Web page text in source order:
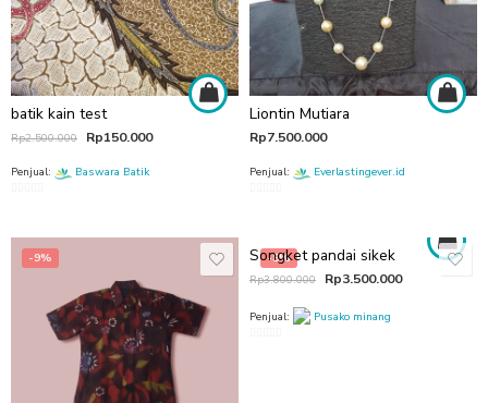
batik kain test
Rp2.500.000 Rp150.000
Penjual: Baswara Batik
of
Liontin Mutiara
Rp7.500.000
Penjual: Everlastingever.id
5
-9% -8%
Songket pandai sikek
Rp3.800.000 Rp3.500.000
Penjual: Pusako minang